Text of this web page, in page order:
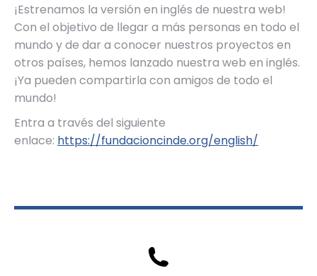
¡Estrenamos la versión en inglés de nuestra web!
Con el objetivo de llegar a más personas en todo el
mundo y de dar a conocer nuestros proyectos en
otros países, hemos lanzado nuestra web en inglés.
¡Ya pueden compartirla con amigos de todo el
mundo!
Entra a través del siguiente
enlace: https://fundacioncinde.org/english/